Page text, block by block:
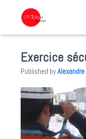
Exercice
Published by